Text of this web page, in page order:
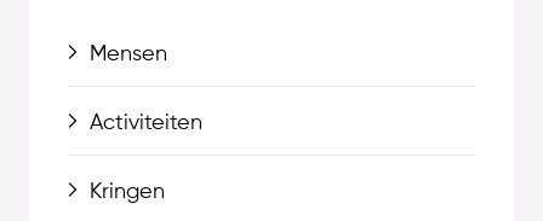
Mensen
Activiteiten
Kringen